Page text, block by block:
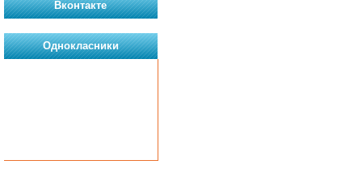
Вконтакте
Однокласники